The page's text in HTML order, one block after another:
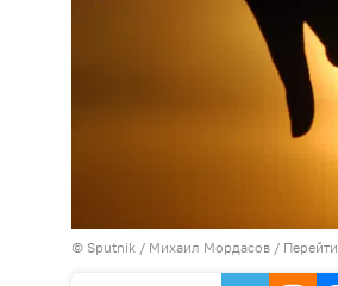
© Sputnik / Михаил Мордасов /